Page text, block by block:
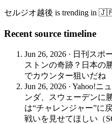
セルジオ越後 is trending in 🇯🇵
Recent source timeline
Jun 26, 2026 · 日刊スポ
ストンの奇跡？日本の
でカウンター狙いだね
Jun 26, 2026 · Yahoo!ニ
ンダ、スウェーデンに
は“チャレンジャー”に
戦いを見せてほしい（